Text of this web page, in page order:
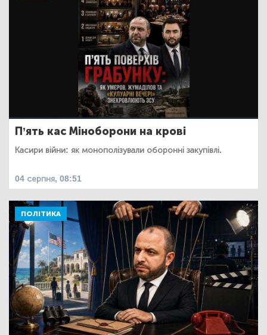
П’ять кас Міноборони на крові
Касири війни: як монополізували оборонні закупівлі.
04 серпня, 08:51
ПОЛІТИКА